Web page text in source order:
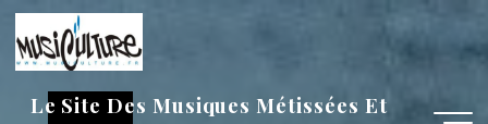
Aller
au
contenu
Le Site Des Musiques Métissées Et